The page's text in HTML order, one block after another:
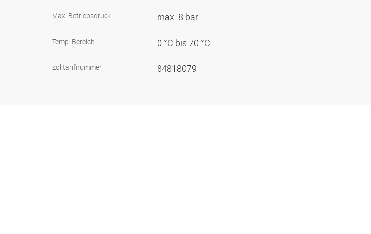
Max. Betriebsdruck max. 8 bar
Temp. Bereich 0 °C bis 70 °C
Zolltarifnummer 84818079